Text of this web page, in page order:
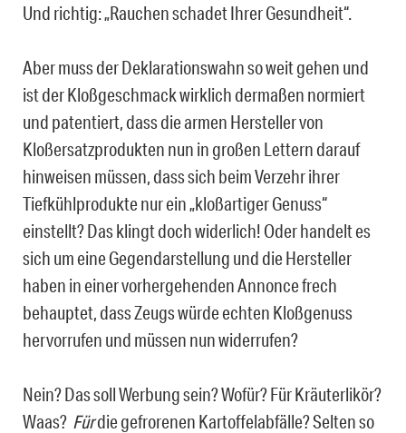
Und richtig: „Rauchen schadet Ihrer Gesundheit“.
Aber muss der Deklarationswahn so weit gehen und
ist der Kloßgeschmack wirklich dermaßen normiert
und patentiert, dass die armen Hersteller von
Kloßersatzprodukten nun in großen Lettern darauf
hinweisen müssen, dass sich beim Verzehr ihrer
Tiefkühlprodukte nur ein „kloßartiger Genuss“
einstellt? Das klingt doch widerlich! Oder handelt es
sich um eine Gegendarstellung und die Hersteller
haben in einer vorhergehenden Annonce frech
behauptet, dass Zeugs würde echten Kloßgenuss
hervorrufen und müssen nun widerrufen?
Nein? Das soll Werbung sein? Wofür? Für Kräuterlikör?
Waas? Fürdie gefrorenen Kartoffelabfälle? Selten so